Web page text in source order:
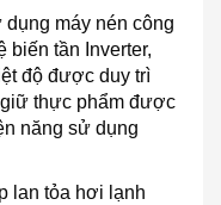
máy nén công
biến tần Inverter,
độ được duy trì
thực phẩm được
năng sử dụng
lan tỏa hơi lạnh